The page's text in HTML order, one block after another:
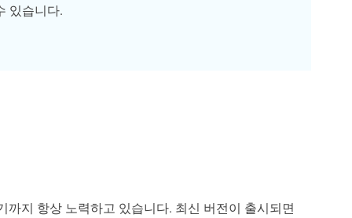
있습니다.
지 항상 노력하고 있습니다. 최신 버전이 출시되면